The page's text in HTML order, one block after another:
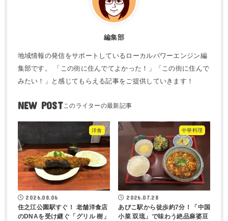
編集部
地域情報の発信をサポートしているローカルパワーエンジン編
集部です。 「この街に住んでてよかった！」「この街に住んで
みたい！」と感じてもらえる記事をご提供していきます！
NEW POST
洋食
2026.08.06
住之江公園駅すぐ！ 老舗洋食店
のDNAを受け継ぐ「グリル 樹」
中華料理
2026.07.28
あびこ駅から徒歩約7分！「中国
小菜 双琉」で味わう絶品麻婆豆